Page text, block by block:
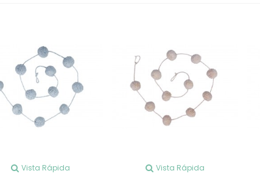
Vista Rápida Vista Rápida